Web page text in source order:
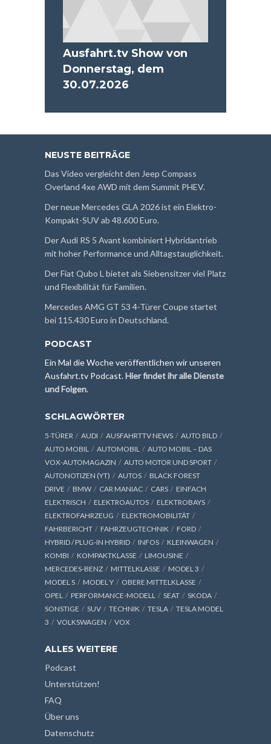
Ausfahrt.tv Show von
Donnerstag, dem
30.07.2026
NEUSTE BEITRÄGE
Das Video vergleicht den Jeep Compass
Overland 4xe AWD mit dem Summit PHEV.
Der neue Mercedes GLA 2026 ist ein Elektro-
Kompakt-SUV ab 48.600 Euro.
Der Audi RS 5 Avant kombiniert Hybridantrieb
mit hoher Performance und Alltagstauglichkeit.
Der Fiat Qubo L bietet als Siebensitzer viel Platz
und Flexibilität für Familien.
Mercedes AMG GT 53 4-Türer Coupe startet
bei 115.430 Euro in Deutschland.
PODCAST
Ein Mal die Woche veröffentlichen wir unseren
Ausfahrt.tv Podcast.Hier findet ihr alle Dienste
und Folgen.
SCHLAGWÖRTER
5-TÜRER AUDI AUSFAHRTTV NEWS
AUTO BILD
AUTO MOBIL
AUTOMOBIL
AUTO MOBIL – DAS
VOX-AUTOMAGAZIN
AUTO MOTOR UND SPORT
AUTONOTIZEN (YT)
AUTOS
BLACK FOREST
DRIVE
BMW CAR MANIAC CARS
EINFACH
ELEKTRISCH
ELEKTROAUTOS
ELEKTROBAYS
ELEKTROFAHRZEUG
ELEKTROMOBILITÄT
FAHRBERICHT
FAHRZEUGTECHNIK
FORD
HYBRID / PLUG-IN HYBRID
INFOS
KLEINWAGEN
KOMBI
KOMPAKTKLASSE
LIMOUSINE
MERCEDES-BENZ
MITTELKLASSE
MODEL 3
MODEL S
MODEL Y
OBERE MITTELKLASSE
OPEL
PERFORMANCE-MODELL SEAT
SKODA
SONSTIGE
SUV TECHNIK TESLA
TESLA MODEL
3
VOLKSWAGEN VOX
ALLES WEITERE
Podcast
Unterstützen!
FAQ
Über uns
Datenschutz